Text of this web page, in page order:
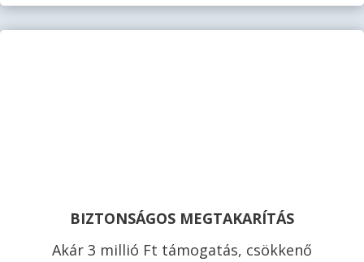
BIZTONSÁGOS MEGTAKARÍTÁS
Akár 3 millió Ft támogatás, csökkenő